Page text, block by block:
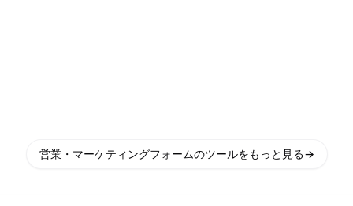
営業・マーケティングフォームのツールをもっと見る→